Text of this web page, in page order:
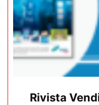
Rivista